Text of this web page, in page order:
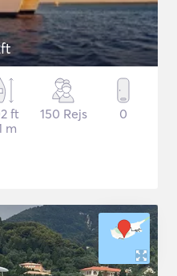
ft
m
150 Rejs 0